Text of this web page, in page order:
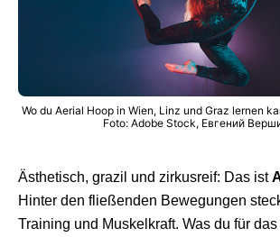
Wo du Aerial Hoop in Wien, Linz und Graz lernen
Foto: Adobe Stock, Евгений
Ästhetisch, grazil und zirkusreif: Das ist
Hinter den fließenden Bewegungen
Training und Muskelkraft. Was du für